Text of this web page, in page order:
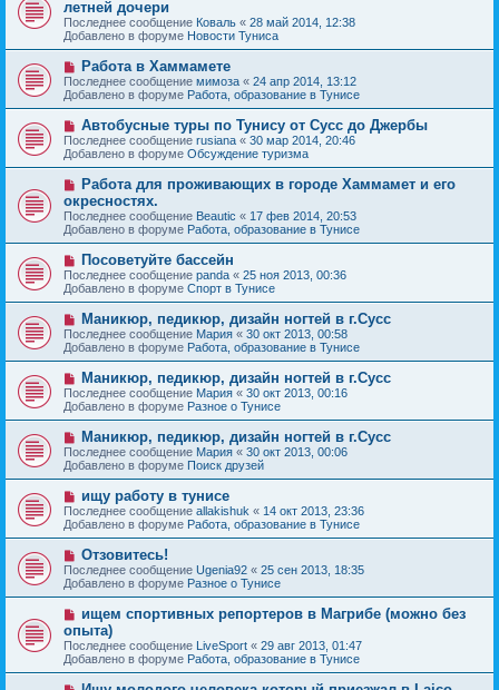
е
н
и
е
о
о
б
щ
е
н
и
е
в
о
е
с
о
б
щ
н
и
е
летней дочери
Последнее сообщение Коваль « 28 май 2014, 12:38
Добавлено в форуме Новости Туниса
Н
о
в
о
с
о
о
б
щ
е
н
и
е
Работа в Хаммамете
Последнее сообщение мимоза « 24 апр 2014, 13:12
Добавлено в форуме Работа, образование в Тунисе
Н
о
в
о
е
с
о
о
б
щ
е
н
и
е
Автобусные туры по Тунису от Сусс до Джербы
Последнее сообщение rusiana « 30 мар 2014, 20:46
Добавлено в форуме Обсуждение туризма
Н
в
о
е
с
о
б
щ
е
н
и
е
Работа для проживающих в городе Хаммамет и его
окресностях.
Последнее сообщение Beautic « 17 фев 2014, 20:53
Добавлено в форуме Работа, образование в Тунисе
Н
о
в
о
е
с
о
о
б
щ
е
н
и
е
Посоветуйте бассейн
Последнее сообщение panda « 25 ноя 2013, 00:36
Добавлено в форуме Спорт в Тунисе
Н
о
в
о
е
с
о
о
б
щ
е
н
и
Маникюр, педикюр, дизайн ногтей в г.Сусс
Последнее сообщение Мария « 30 окт 2013, 00:58
Добавлено в форуме Работа, образование в Тунисе
Н
о
в
о
е
с
о
о
б
щ
е
н
и
е
Маникюр, педикюр, дизайн ногтей в г.Сусс
Последнее сообщение Мария « 30 окт 2013, 00:16
Добавлено в форуме Разное о Тунисе
Н
о
в
о
с
о
о
б
щ
е
н
и
Маникюр, педикюр, дизайн ногтей в г.Сусс
Последнее сообщение Мария « 30 окт 2013, 00:06
Добавлено в форуме Поиск друзей
Н
о
в
о
с
о
о
б
щ
е
н
и
е
ищу работу в тунисе
Последнее сообщение allakishuk « 14 окт 2013, 23:36
Добавлено в форуме Работа, образование в Тунисе
Н
о
в
о
с
о
о
б
щ
е
Отзовитесь!
Последнее сообщение Ugenia92 « 25 сен 2013, 18:35
Добавлено в форуме Разное о Тунисе
Н
в
о
е
с
ищем спортивных репортеров в Магрибе (можно без
опыта)
Последнее сообщение LiveSport « 29 авг 2013, 01:47
Добавлено в форуме Работа, образование в Тунисе
Н